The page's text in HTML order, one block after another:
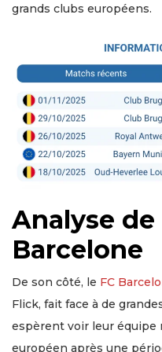
grands clubs européens.
Analyse de
Barcelone
De son côté, le FC
Flick, fait face à de
espèrent voir leur équipe
européen après une